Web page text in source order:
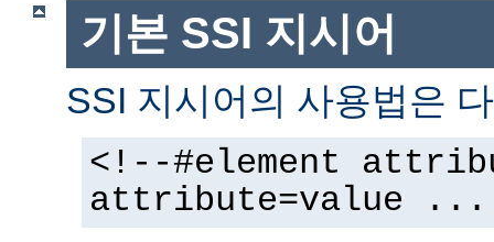
기본 SSI 지시어
SSI 지시어의 사용법은
<!--#element
attribute=value